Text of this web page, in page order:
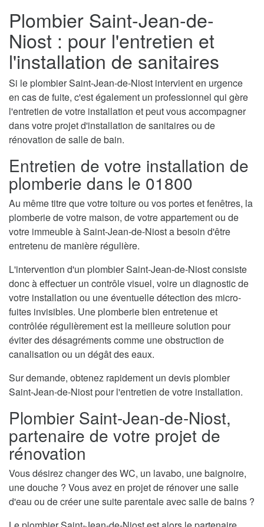
Plombier Saint-Jean-de-
Niost : pour l'entretien et
l'installation de sanitaires
Si le plombier Saint-Jean-de-Niost intervient en urgence
en cas de fuite, c'est également un professionnel qui gère
l'entretien de votre installation et peut vous accompagner
dans votre projet d'installation de sanitaires ou de
rénovation de salle de bain.
Entretien de votre installation de
plomberie dans le 01800
Au même titre que votre toiture ou vos portes et fenêtres, la
plomberie de votre maison, de votre appartement ou de
votre immeuble à Saint-Jean-de-Niost a besoin d'être
entretenu de manière régulière.
L'intervention d'un plombier Saint-Jean-de-Niost consiste
donc à effectuer un contrôle visuel, voire un diagnostic de
votre installation ou une éventuelle détection des micro-
fuites invisibles. Une plomberie bien entretenue et
contrôlée régulièrement est la meilleure solution pour
éviter des désagréments comme une obstruction de
canalisation ou un dégât des eaux.
Sur demande, obtenez rapidement un devis plombier
Saint-Jean-de-Niost pour l'entretien de votre installation.
Plombier Saint-Jean-de-Niost,
partenaire de votre projet de
rénovation
Vous désirez changer des WC, un lavabo, une baignoire,
une douche ? Vous avez en projet de rénover une salle
d'eau ou de créer une suite parentale avec salle de bains ?